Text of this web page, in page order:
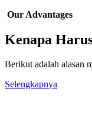
Our Advantages
Kenapa
Berikut adalah alasan
Selengkapnya